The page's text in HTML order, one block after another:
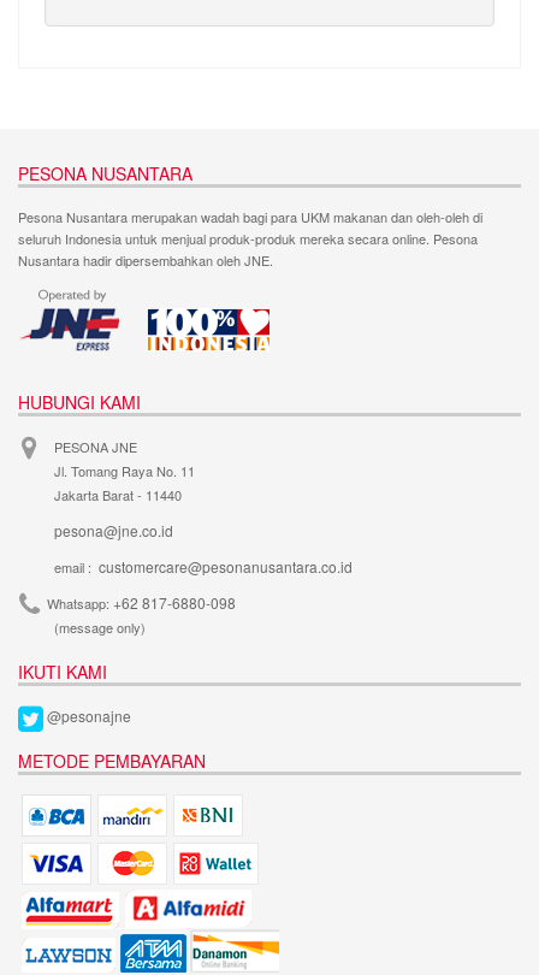
PESONA NUSANTARA
Pesona Nusantara merupakan wadah bagi para UKM makanan dan oleh-oleh di
seluruh Indonesia untuk menjual produk-produk mereka secara online. Pesona
Nusantara hadir dipersembahkan oleh JNE.
HUBUNGI KAMI
PESONA JNE
Jl. Tomang Raya No. 11
Jakarta Barat - 11440
pesona@jne.co.id
email : customercare@pesonanusantara.co.id
Whatsapp: +62 817-6880-098
(message only)
IKUTI KAMI
@pesonajne
METODE PEMBAYARAN